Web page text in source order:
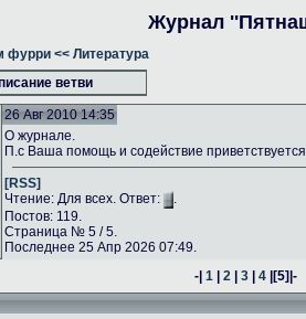
Журнал
фурри << Литература
ветви
26 Авг 2010 14:35
О журнале.
П.с Ваша помощь и содействие
[RSS]
Чтение: Для всех. Ответ:
.
Постов: 119.
Страница № 5 / 5.
Последнее 25 Апр 2026 07:49.
-|1 |2 |3 |4 |[5]|-